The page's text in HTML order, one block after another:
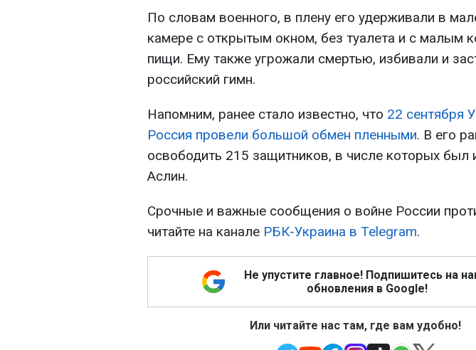
По словам военного, в плену его удерживали в
камере с открытым окном, без туалета и с малым
пищи. Ему также угрожали смертью, избивали и
российский гимн.
Напомним, ранее стало известно, что 22 сентября
Россия провели большой обмен пленными. В его
освободить 215 защитников, в числе которых был
Аслин.
Срочные и важные сообщения о войне России
читайте на канале РБК-Украина в Telegram.
Не упустите главное! Подпишитесь на
обновления в Google!
Или читайте нас там, где вам удобно!